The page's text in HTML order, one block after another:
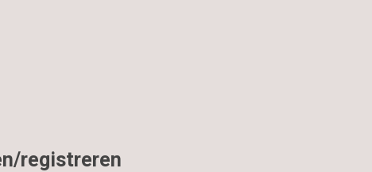
registreren